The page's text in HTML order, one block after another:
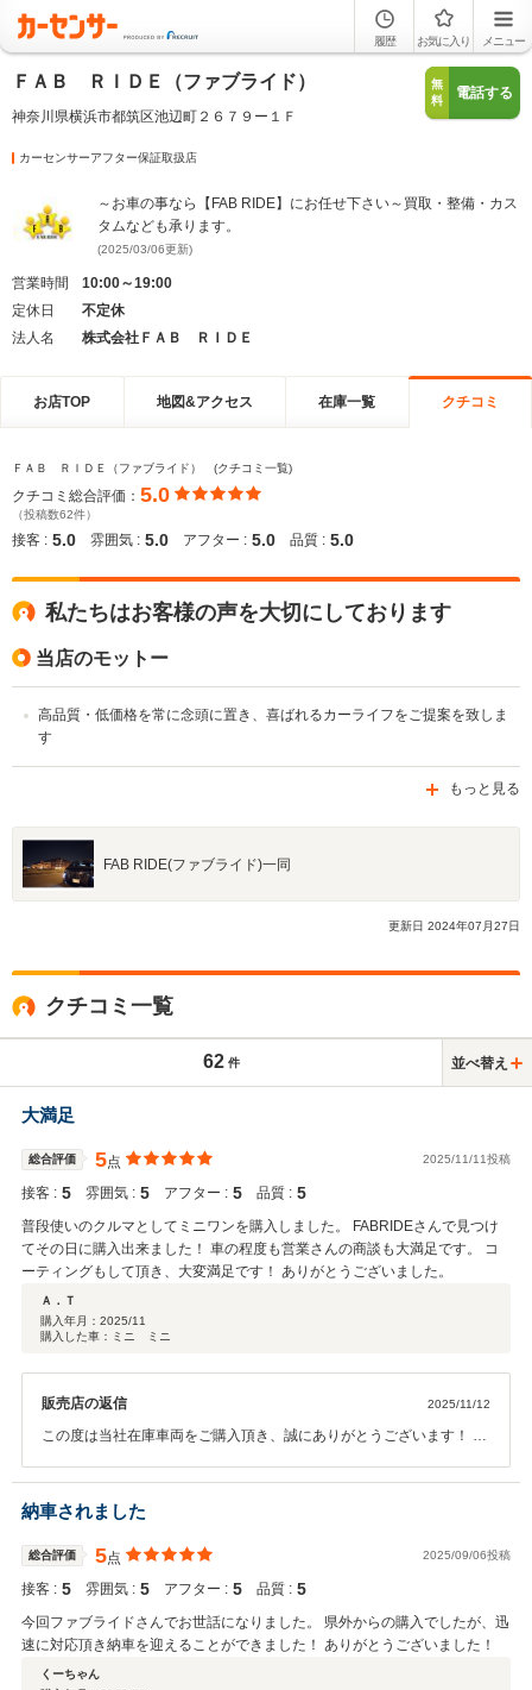
履歴 お気に入り メニュー
ＦＡＢ ＲＩＤＥ（ファブライド）
神奈川県横浜市都筑区池辺町２６７９ー１Ｆ
無
料
電話する
カーセンサーアフター保証取扱店
～お車の事なら【FAB RIDE】にお任せ下さい～買取・整備・カス
タムなども承ります。
(2025/03/06更新)
営業時間
10:00～19:00
定休日
不定休
法人名
株式会社ＦＡＢ ＲＩＤＥ
お店TOP 地図&アクセス 在庫一覧 クチコミ
ＦＡＢ ＲＩＤＥ（ファブライド） (クチコミ一覧)
クチコミ総合評価： 5.0
（投稿数62件）
接客 : 5.0 雰囲気 : 5.0 アフター : 5.0 品質 : 5.0
私たちはお客様の声を大切にしております
当店のモットー
高品質・低価格を常に念頭に置き、喜ばれるカーライフをご提案を致しま
す
もっと見る
FAB RIDE(ファブライド)一同
更新日 2024年07 月27日
クチコミ一覧
62 件 並べ替え
大満足
総合評価 5点 2025/11/11投稿
接客 : 5 雰囲気 : 5 アフター : 5 品質 : 5
普段使いのクルマとしてミニワンを購入しました。 FABRIDEさんで見つけ
てその日に購入出来ました！ 車の程度も営業さんの商談も大満足です。 コ
ーティングもして頂き、大変満足です！ ありがとうございました。
Ａ．Ｔ
購入年月： 2025/11
購入した車：ミニ ミニ
販売店の返信 2025/11/12
この度は当社在庫車両をご購入頂き、誠にありがとうございます！ お
も宜しくお願い致します。
納車されました
総合評価 5点 2025/09/06投稿
接客 : 5 雰囲気 : 5 アフター : 5 品質 : 5
今回ファブライドさんでお世話になりました。 県外からの購入でしたが、迅
速に対応頂き納車を迎えることができました！ ありがとうございました！
くーちゃん